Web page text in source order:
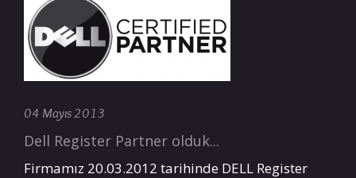
04 Mayıs 2013
Dell Register Partner olduk...
Firmamız 20.03.2012 tarihinde DELL Register